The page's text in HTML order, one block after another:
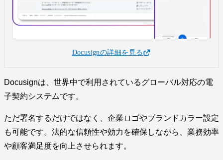
Docusignの詳細を見る
Docusignは、世界中で利用されているグローバル対応の電
子契約システムです。
ただ署名するだけではなく、企業ロゴやブランドカラー設定
も可能です。法的な信頼性や効力を確保しながら、業務効率
や顧客満足度を向上させられます。